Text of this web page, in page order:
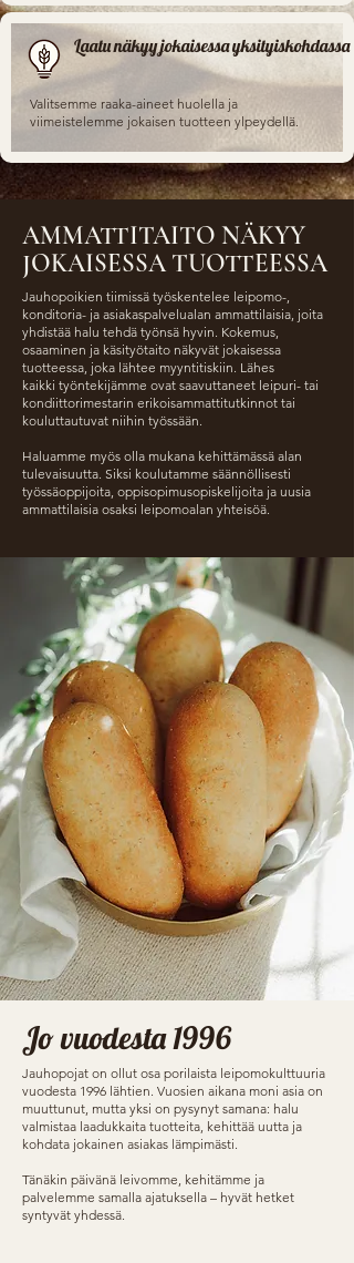
Laatu näkyy jokaisessa yksityiskohdassa
Valitsemme raaka-aineet huolella ja
viimeistelemme jokaisen tuotteen ylpeydellä.
AMMATTITAITO NÄKYY
JOKAISESSA TUOTTEESSA
Jauhopoikien tiimissä työskentelee leipomo-,
konditoria- ja asiakaspalvelualan ammattilaisia, joita
yhdistää halu tehdä työnsä hyvin. Kokemus,
osaaminen ja käsityötaito näkyvät jokaisessa
tuotteessa, joka lähtee myyntitiskiin. Lähes
kaikki työntekijämme ovat saavuttaneet leipuri- tai
kondiittorimestarin erikoisammattitutkinnot tai
kouluttautuvat niihin työssään.
Haluamme myös olla mukana kehittämässä alan
tulevaisuutta. Siksi koulutamme säännöllisesti
työssäoppijoita, oppisopimusopiskelijoita ja uusia
ammattilaisia osaksi leipomoalan yhteisöä.
Jo vuodesta 1996
Jauhopojat on ollut osa porilaista leipomokulttuuria
vuodesta 1996 lähtien. Vuosien aikana moni asia on
muuttunut, mutta yksi on pysynyt samana: halu
valmistaa laadukkaita tuotteita, kehittää uutta ja
kohdata jokainen asiakas lämpimästi.
Tänäkin päivänä leivomme, kehitämme ja
palvelemme samalla ajatuksella – hyvät hetket
syntyvät yhdessä.